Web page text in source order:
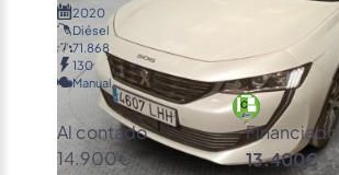
2020
Diésel
71.868
130
Manual
Al contado
14.900€
Financiado
13.400€